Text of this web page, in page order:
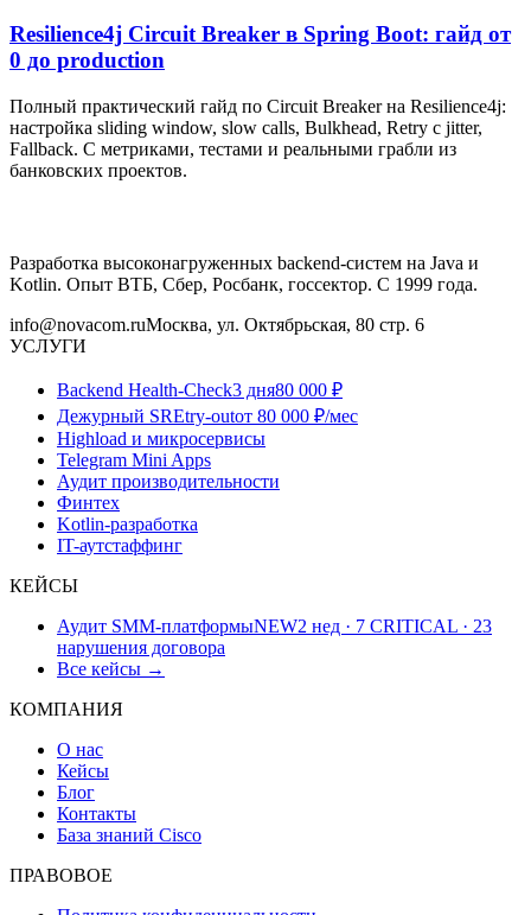
Resilience4j Circuit Breaker в Spring Boot: гайд от
0 до production
Полный практический гайд по Circuit Breaker на Resilience4j:
настройка sliding window, slow calls, Bulkhead, Retry с jitter,
Fallback. С метриками, тестами и реальными грабли из
банковских проектов.
Разработка высоконагруженных backend-систем на Java и
Kotlin. Опыт ВТБ, Сбер, Росбанк, госсектор. С 1999 года.
info@novacom.ruМосква, ул. Октябрьская, 80 стр. 6
УСЛУГИ
Backend Health-Check3 дня80 000 ₽
Дежурный SREtry-outот 80 000 ₽/мес
Highload и микросервисы
Telegram Mini Apps
Аудит производительности
Финтех
Kotlin-разработка
IT-аутстаффинг
КЕЙСЫ
Аудит SMM-платформыNEW2 нед · 7 CRITICAL · 23
нарушения договора
Все кейсы →
КОМПАНИЯ
О нас
Кейсы
Блог
Контакты
База знаний Cisco
ПРАВОВОЕ